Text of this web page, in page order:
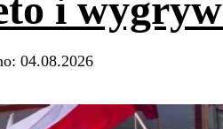
04.08.2026